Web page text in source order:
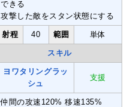
できる
攻撃した敵をスタン状態にする
射程 40 範囲 単体
スキル
ヨワタリングラッ
シュ
支援
仲間の攻速120% 移速135%